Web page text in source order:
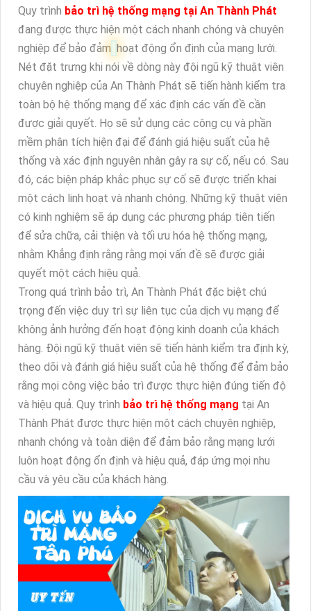
Quy trình bảo trì hệ thống mạng tại An Thành Phát
đang được thực hiện một cách nhanh chóng và chuyên
nghiệp để bảo đảm hoạt động ổn định của mạng lưới.
Nét đặt trưng khi nói về dòng này đội ngũ kỹ thuật viên
chuyên nghiệp của An Thành Phát sẽ tiến hành kiểm tra
toàn bộ hệ thống mạng để xác định các vấn đề cần
được giải quyết. Họ sẽ sử dụng các công cụ và phần
mềm phân tích hiện đại để đánh giá hiệu suất của hệ
thống và xác định nguyên nhân gây ra sự cố, nếu có. Sau
đó, các biện pháp khắc phục sự cố sẽ được triển khai
một cách linh hoạt và nhanh chóng. Những kỹ thuật viên
có kinh nghiệm sẽ áp dụng các phương pháp tiên tiến
để sửa chữa, cải thiện và tối ưu hóa hệ thống mạng,
nhằm Khẳng định rằng rằng mọi vấn đề sẽ được giải
quyết một cách hiệu quả.
Trong quá trình bảo trì, An Thành Phát đặc biệt chú
trọng đến việc duy trì sự liên tục của dịch vụ mạng để
không ảnh hưởng đến hoạt động kinh doanh của khách
hàng. Đội ngũ kỹ thuật viên sẽ tiến hành kiểm tra định kỳ,
theo dõi và đánh giá hiệu suất của hệ thống để đảm bảo
rằng mọi công việc bảo trì được thực hiện đúng tiến độ
và hiệu quả. Quy trình bảo trì hệ thống mạng tại An
Thành Phát được thực hiện một cách chuyên nghiệp,
nhanh chóng và toàn diện để đảm bảo rằng mạng lưới
luôn hoạt động ổn định và hiệu quả, đáp ứng mọi nhu
cầu và yêu cầu của khách hàng.